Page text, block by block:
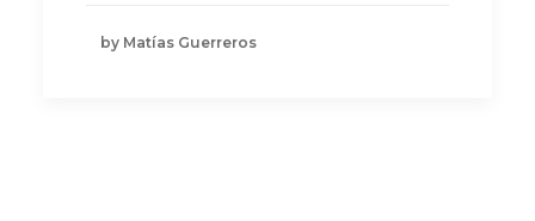
by Matías Guerreros